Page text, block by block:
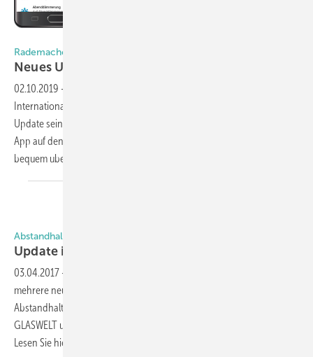
Rademacher macht den Homepilot fit für die zukunft
Neues Update am
02.10.2019 -
Internationalen Funkausstellung (IFA) in Berlin ein umfassendes
Update seines Smarthome-Systems HomePilot und der zugehörigen
App auf den Markt. Damit lassen sich ausnahmslos alle Einstellungen
bequem uber das Smartphone oder Tablet
Abstandhalter Marktüberblick
Update in Sachen Warme
03.04.2017 -
mehrere neue Lösungen für wärmetechnisch optimierte
Abstandhalter vorgestellt wurden. Ingrid Meyer-Quel hat sich für die
GLASWELT umgeschaut und eine Übersicht über die Systeme erstellt.
Lesen Sie hier, welcher neue Trend sich bei Spacern